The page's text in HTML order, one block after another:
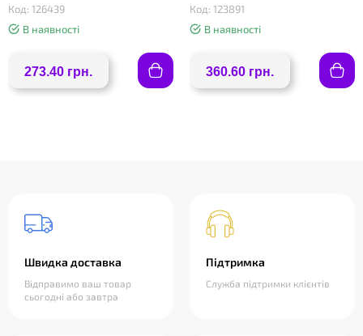
Код: 126439
В наявності
273.40 грн.
Код: 123891
В наявності
360.60 грн.
Швидка доставка
Відправимо ваш товар
сьогодні або завтра
Підтримка
Служба підтримки клієнтів